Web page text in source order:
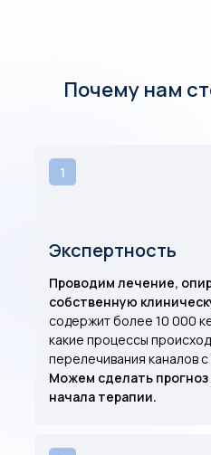
1
Экспертность
Проводим лечение,
собственную
содержит более 10 000
какие процессы
перелечивания каналов
Можем сделать
начала терапии.
Почему нам